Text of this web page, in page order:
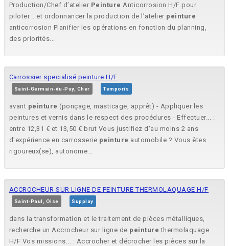
Production/Chef d’atelier Peinture Anticorrosion H/F pour
piloter... et ordonnancer la production de l’atelier peinture
anticorrosion Planifier les opérations en fonction du planning,
des priorités...
Carrossier specialisé peinture H/F
Saint-Germain-du-Puy, Cher Temporis
avant peinture (ponçage, masticage, apprêt) - Appliquer les
peintures et vernis dans le respect des procédures - Effectuer... :
entre 12,31 € et 13,50 € brut Vous justifiez d'au moins 2 ans
d'expérience en carrosserie peinture automobile ? Vous êtes
rigoureux(se), autonome...
ACCROCHEUR SUR LIGNE DE PEINTURE THERMOLAQUAGE H/F
Saint-Paul, Oise Supplay
dans la transformation et le traitement de pièces métalliques,
recherche un Accrocheur sur ligne de peinture thermolaquage
H/F Vos missions... : Accrocher et décrocher les pièces sur la